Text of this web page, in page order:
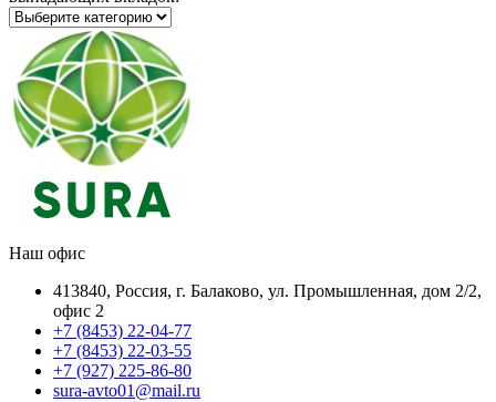
Наш офис
413840, Россия, г. Балаково, ул. Промышленная, дом 2/2,
офис 2
+7 (8453) 22-04-77
+7 (8453) 22-03-55
+7 (927) 225-86-80
sura-avto01@mail.ru